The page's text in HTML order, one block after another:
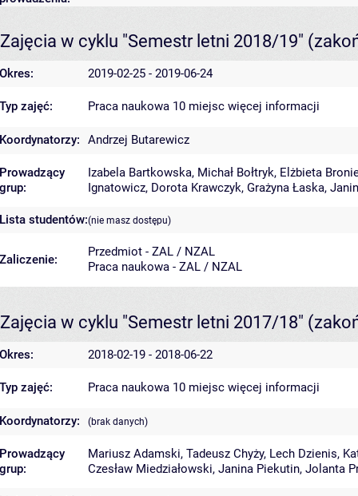
Zajęcia w cyklu "Semestr letni 2018/19"
Okres: 2019-02-25 - 2019-06-24
Typ zajęć: Praca naukowa 10 miejsc więcej informacji
Koordynatorzy: Andrzej Butarewicz
Prowadzący
grup:
Izabela Bartkowska, Michał Bołtryk, Elżbieta
Ignatowicz, Dorota Krawczyk, Grażyna Łaska,
Lista studentów:(nie masz dostępu)
Zaliczenie:
Przedmiot - ZAL / NZAL
Praca naukowa - ZAL / NZAL
Zajęcia w cyklu "Semestr letni 2017/18"
Okres: 2018-02-19 - 2018-06-22
Typ zajęć: Praca naukowa 10 miejsc więcej informacji
Koordynatorzy: (brak danych)
Prowadzący
grup:
Mariusz Adamski, Tadeusz Chyży, Lech Dzienis,
Czesław Miedziałowski, Janina Piekutin, Jolanta